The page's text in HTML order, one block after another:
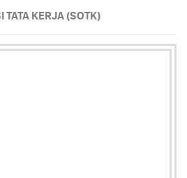
TATA KERJA (SOTK)